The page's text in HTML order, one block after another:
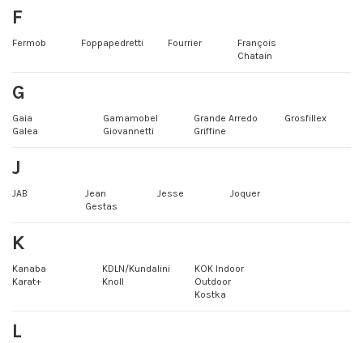
F
Fermob Foppapedretti Fourrier
François
Chatain
G
Gaia
Galea
Gamamobel
Giovannetti
Grande Arredo
Griffine
Grosfillex
J
JAB
Jean
Gestas
Jesse Joquer
K
Kanaba
Karat+
KDLN/Kundalini
Knoll
KOK Indoor
Outdoor
Kostka
L